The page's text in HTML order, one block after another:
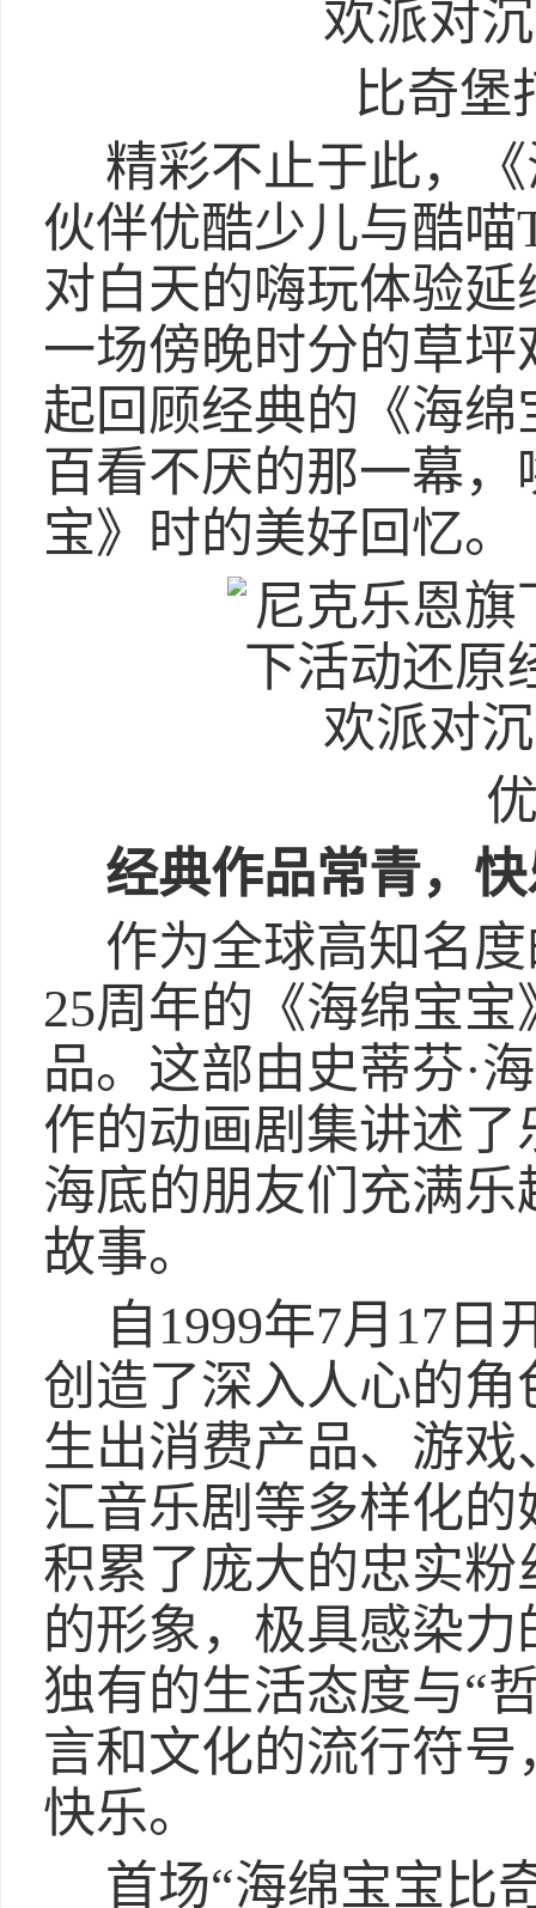
比奇堡
精彩不止于此，
伙伴优酷少儿与酷
对白天的嗨玩体验
一场傍晚时分的草
起回顾经典的《海
百看不厌的那一幕
宝》时的美好回忆。
经典作品常青，
作为全球高知名
25周年的《海绵宝
品。这部由史蒂芬·
作的动画剧集讲述
海底的朋友们充满
故事。
自1999年7月17
创造了深入人心的
生出消费产品、游
汇音乐剧等多样化
积累了庞大的忠实
的形象，极具感染
独有的生活态度与“
言和文化的流行符
快乐。
首场“海绵宝宝比